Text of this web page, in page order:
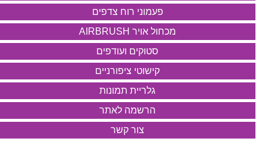
פעמוני רוח צדפים
מכחול אויר AIRBRUSH
סטוקים ועודפים
קישוטי ציפורניים
גלריית תמונות
הרשמה לאתר
צור קשר